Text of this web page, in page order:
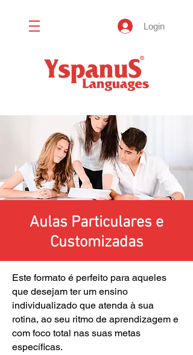
Login
Aulas Particulares e
Customizadas
Este formato é perfeito para aqueles
que desejam ter um ensino
individualizado que atenda à sua
rotina, ao seu ritmo de aprendizagem e
com foco total nas suas metas
específicas.